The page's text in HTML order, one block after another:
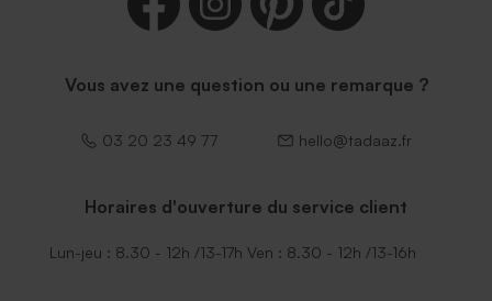
Vous avez une question ou une remarque ?
03 20 23 49 77 hello@tadaaz.fr
Horaires d'ouverture du service client
Lun-jeu : 8.30 - 12h /13-17h Ven : 8.30 - 12h /13-16h